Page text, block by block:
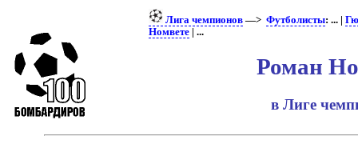
Лига чемпионов—> Футболисты: ... |
Номвете| ...
Роман
в Лиге